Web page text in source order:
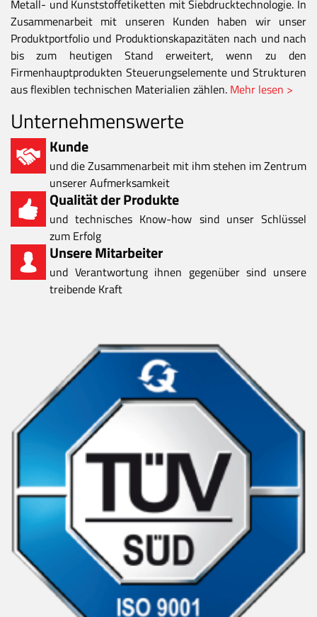
Metall- und Kunststoffetiketten mit Siebdrucktechnologie. In
Zusammenarbeit mit unseren Kunden haben wir unser
Produktportfolio und Produktionskapazitäten nach und nach
bis zum heutigen Stand erweitert, wenn zu den
Firmenhauptprodukten Steuerungselemente und Strukturen
aus flexiblen technischen Materialien zählen. Mehr lesen >
Unternehmenswerte
Kunde
und die Zusammenarbeit mit ihm stehen im Zentrum
unserer Aufmerksamkeit
Qualität der Produkte
und technisches Know-how sind unser Schlüssel
zum Erfolg
Unsere Mitarbeiter
und Verantwortung ihnen gegenüber sind unsere
treibende Kraft